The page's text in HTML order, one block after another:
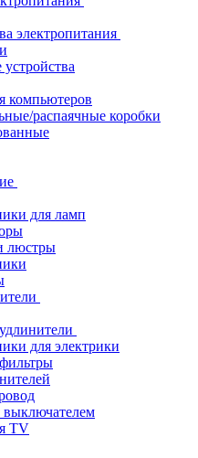
электропитания
компьютеров
распаячные коробки
для ламп
люстры
для электрики
TV